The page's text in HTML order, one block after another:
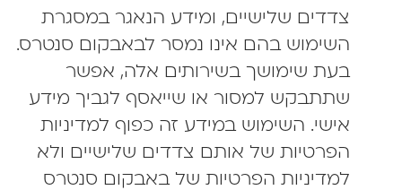
צדדים שלישיים, ומידע הנאגר במסגרת
השימוש בהם אינו נמסר לבאבקום סנטרס.
בעת שימושך בשירותים אלה, אפשר
שתתבקש למסור או שייאסף לגביך מידע
אישי. השימוש במידע זה כפוף למדיניות
הפרטיות של אותם צדדים שלישיים ולא
למדיניות הפרטיות של באבקום סנטרס